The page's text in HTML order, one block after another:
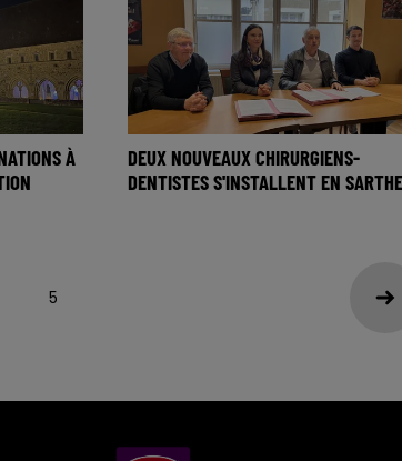
À
DEUX NOUVEAUX CHIRURGIENS-
DENTISTES S'INSTALLENT EN SARTHE
5